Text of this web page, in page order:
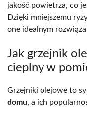
jakość powietrza, co
Dzięki mniejszemu
one idealnym
Jak grzejnik
cieplny w
Grzejniki olejowe to
domu, a ich